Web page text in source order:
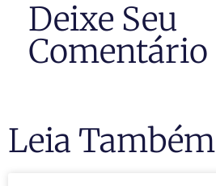
Deixe Seu
Comentário
Leia Também